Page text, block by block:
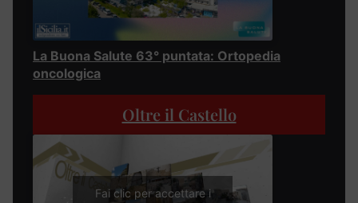
La Buona Salute 63° puntata: Ortopedia
oncologica
Oltre il Castello
Fai clic per accettare i